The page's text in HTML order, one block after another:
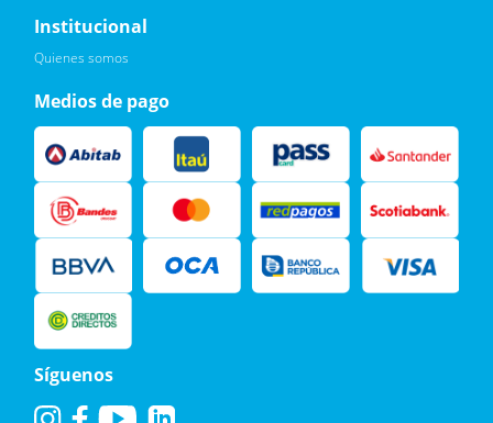
Leí, soy consciente de las condiciones para el tratamiento de
mis datos personales y doy mi consentimiento, tal y como se
Institucional
Quienes somos
Medios de pago
Síguenos